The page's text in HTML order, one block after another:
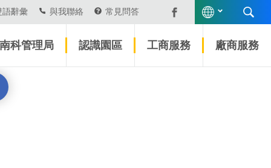
語辭彙 與我聯絡 常見問答
南科管理局 認識園區 工商服務 廠商服務